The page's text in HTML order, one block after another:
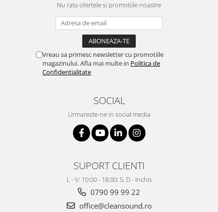
Nu rata ofertele si promotiile noastre
Vreau sa primesc newsletter cu promotiile
magazinului. Afla mai multe in Politica de
Confidentialitate
SOCIAL
Urmareste-ne in social media
SUPORT CLIENTI
L - V: 10:00 - 18:00; S, D - Inchis
0790 99 99 22
office@cleansound.ro